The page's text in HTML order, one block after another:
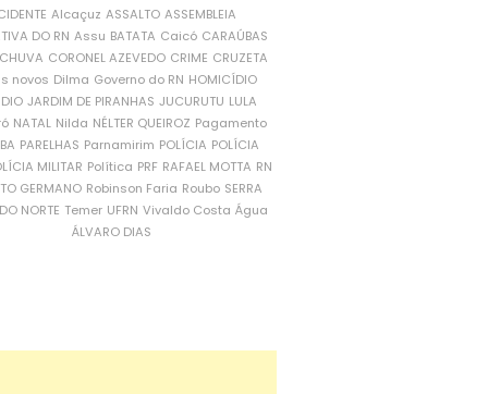
Alcaçuz ASSALTO ASSEMBLEIA
DO RN Assu BATATA Caicó CARAÚBAS
CORONEL AZEVEDO CRIME CRUZETA
novos Dilma Governo do RN HOMICÍDIO
JARDIM DE PIRANHAS JUCURUTU LULA
NATAL Nilda NÉLTER QUEIROZ Pagamento
PARELHAS Parnamirim POLÍCIA POLÍCIA
MILITAR Política PRF RAFAEL MOTTA RN
GERMANO Robinson Faria Roubo SERRA
NORTE Temer UFRN Vivaldo Costa Água
ÁLVARO DIAS